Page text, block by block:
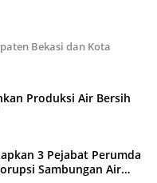
Bekasi dan Kota
Produksi Air Bersih
3 Pejabat Perumda
Sambungan Air